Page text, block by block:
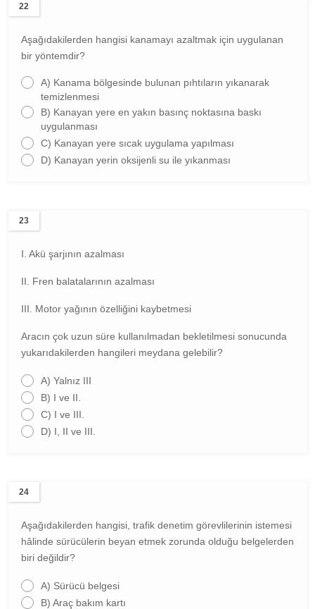
22
Aşağıdakilerden hangisi kanamayı azaltmak için uygulanan
bir yöntemdir?
A) Kanama bölgesinde bulunan pıhtıların yıkanarak
temizlenmesi
B) Kanayan yere en yakın basınç noktasına baskı
uygulanması
C) Kanayan yere sıcak uygulama yapılması
D) Kanayan yerin oksijenli su ile yıkanması
23
I. Akü şarjının azalması
II. Fren balatalarının azalması
III. Motor yağının özelliğini kaybetmesi
Aracın çok uzun süre kullanılmadan bekletilmesi sonucunda
yukarıdakilerden hangileri meydana gelebilir?
A) Yalnız III
B) I ve II.
C) I ve III.
D) I, II ve III.
24
Aşağıdakilerden hangisi, trafik denetim görevlilerinin istemesi
hâlinde sürücülerin beyan etmek zorunda olduğu belgelerden
biri değildir?
A) Sürücü belgesi
B) Araç bakım kartı